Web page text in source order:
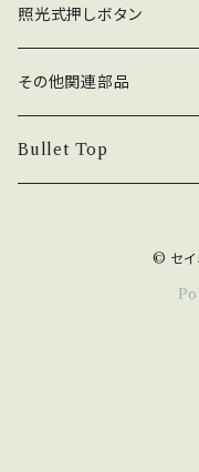
コネクタ接続型
ファストン端子型
ジョイスティック関連部品
レバーボール
単品部品（ジョイスティック）
NOBIモデル関連
押しボタン_30φ
30φ_ネジ式
30φ_差込式
押しボタン_24φ
24φ_ネジ式
単品部品（押しボタン）
照光式押しボタン
その他関連部品
電子部品
Bullet Top
© セイ